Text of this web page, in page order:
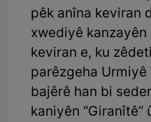
pêk anîna keviran
xwediyê
keviran e, ku
parêzgeha Urmiyê
bajêrê han bi
kaniyên “Giranîtê”